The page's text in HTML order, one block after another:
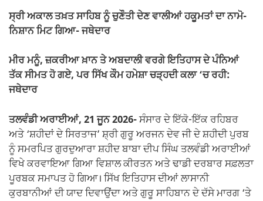
e
b
o
o
k
s
A
p
p
gr
a
m
y
n
k
e
ਸ੍ਰੀ ਅਕਾਲ ਤਖ਼ਤ ਸਾਹਿਬ ਨੂੰ ਚੁਣੌਤੀ ਦੇਣ ਵਾਲੀਆਂ ਹਕੂਮਤਾਂ ਦਾ ਨਾਮੋ-
ਨਿਸ਼ਾਨ ਮਿਟ ਗਿਆ- ਜਥੇਦਾਰ
ਮੀਰ ਮਨੂੰ, ਜ਼ਕਰੀਆ ਖ਼ਾਨ ਤੇ ਅਬਦਾਲੀ ਵਰਗੇ ਇਤਿਹਾਸ ਦੇ ਪੰਨਿਆਂ
ਤੱਕ ਸੀਮਤ ਹੋ ਗਏ, ਪਰ ਸਿੱਖ ਕੌਮ ਹਮੇਸ਼ਾ ਚੜ੍ਹਦੀ ਕਲਾ ‘ਚ ਰਹੀ:
ਜਥੇਦਾਰ
ਤਲਵੰਡੀ ਅਰਾਈਆਂ, 21 ਜੂਨ 2026-ਸੰਸਾਰ ਦੇ ਇੱਕੋ-ਇੱਕ ਰਹਿਬਰ
ਅਤੇ ‘ਸ਼ਹੀਦਾਂ ਦੇ ਸਿਰਤਾਜ’ ਸ਼੍ਰੀ ਗੁਰੂ ਅਰਜਨ ਦੇਵ ਜੀ ਦੇ ਸ਼ਹੀਦੀ ਪੁਰਬ
ਨੂੰ ਸਮਰਪਿਤ ਗੁਰਦੁਆਰਾ ਸ਼ਹੀਦ ਬਾਬਾ ਦੀਪ ਸਿੰਘ ਤਲਵੰਡੀ ਅਰਾਈਆਂ
ਵਿਖੇ ਕਰਵਾਇਆ ਗਿਆ ਵਿਸ਼ਾਲ ਕੀਰਤਨ ਅਤੇ ਢਾਡੀ ਦਰਬਾਰ ਸਫ਼ਲਤਾ
ਪੂਰਬਕ ਸਮਾਪਤ ਹੋ ਗਿਆ। ਸਿੱਖ ਇਤਿਹਾਸ ਦੀਆਂ ਲਾਸਾਨੀ
ਕੁਰਬਾਨੀਆਂ ਦੀ ਯਾਦ ਦਿਵਾਉਂਦਾ ਅਤੇ ਗੁਰੂ ਸਾਹਿਬਾਨ ਦੇ ਦੱਸੇ ਮਾਰਗ ‘ਤੇ